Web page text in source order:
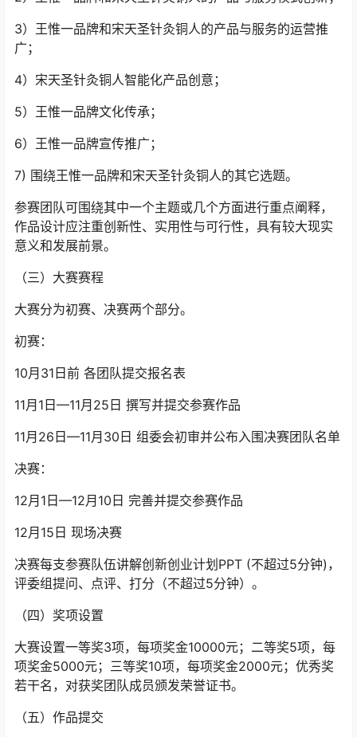
3）王惟一品牌和宋天圣针灸铜人的产品与服务的运营推
广；
4）宋天圣针灸铜人智能化产品创意；
5）王惟一品牌文化传承；
6）王惟一品牌宣传推广；
7) 围绕王惟一品牌和宋天圣针灸铜人的其它选题。
参赛团队可围绕其中一个主题或几个方面进行重点阐释，
作品设计应注重创新性、实用性与可行性，具有较大现实
意义和发展前景。
（三）大赛赛程
大赛分为初赛、决赛两个部分。
初赛：
10月31日前 各团队提交报名表
11月1日—11月25日 撰写并提交参赛作品
11月26日—11月30日 组委会初审并公布入围决赛团队名单
决赛：
12月1日—12月10日 完善并提交参赛作品
12月15日 现场决赛
决赛每支参赛队伍讲解创新创业计划PPT (不超过5分钟)，
评委组提问、点评、打分（不超过5分钟）。
（四）奖项设置
大赛设置一等奖3项，每项奖金10000元；二等奖5项，每
项奖金5000元；三等奖10项，每项奖金2000元；优秀奖
若干名，对获奖团队成员颁发荣誉证书。
（五）作品提交